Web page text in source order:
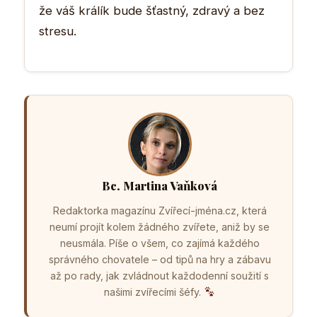
že váš králík bude šťastný, zdravý a bez
stresu.
Bc. Martina Vaňková
Redaktorka magazínu Zvířecí-jména.cz, která
neumí projít kolem žádného zvířete, aniž by se
neusmála. Píše o všem, co zajímá každého
správného chovatele – od tipů na hry a zábavu
až po rady, jak zvládnout každodenní soužití s
našimi zvířecími šéfy.